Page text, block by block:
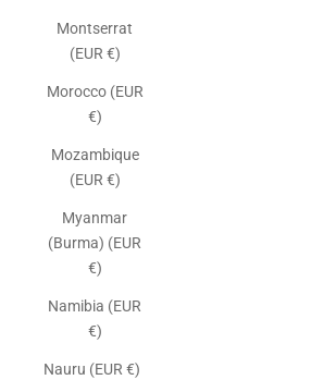
Montserrat
(EUR €)
Morocco (EUR
€)
Mozambique
(EUR €)
Myanmar
(Burma) (EUR
€)
Namibia (EUR
€)
Nauru (EUR €)